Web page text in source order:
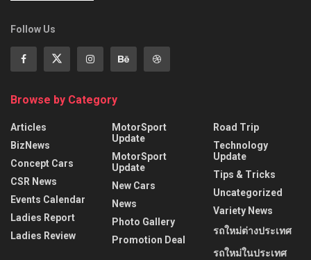
Follow Us
Browse by Category
Articles
BizNews
Concept Cars
CSR News
Events Calendar
Ladies Report
Ladies Review
MotorSport
Update
MotorSport
Update
New Cars
News
Photo Gallery
Promotion Deal
Road Trip
Technology
Update
Tips & Tricks
Uncategorized
Variety News
รถใหม่ต่างประเทศ
รถใหม่ในประเทศ